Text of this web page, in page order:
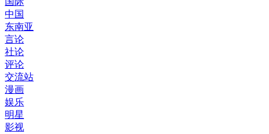
中国
东南亚
言论
社论
评论
交流站
漫画
娱乐
明星
影视